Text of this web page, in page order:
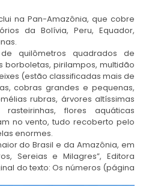
na Pan-Amazônia, que cobre
da Bolívia, Peru, Equador,
quilômetros quadrados de
borboletas, pirilampos, multidão
(estão classificadas mais de
cobras grandes e pequenas,
rubras, árvores altíssimas
rasteirinhas, flores aquáticas
no vento, tudo recoberto pelo
enormes.
do Brasil e da Amazônia, em
Sereias e Milagres”, Editora
do texto: Os números (página